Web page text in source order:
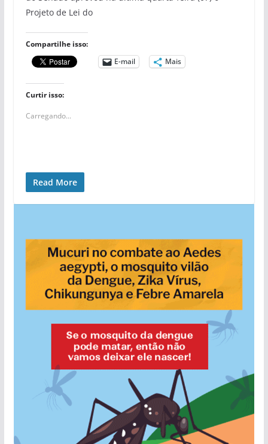
Projeto de Lei do
Compartilhe isso:
E-mail
Mais
Curtir isso:
Carregando...
Read More